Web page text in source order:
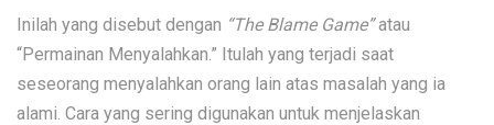
Inilah yang disebut dengan “The Blame Game”atau
“Permainan Menyalahkan.” Itulah yang terjadi saat
seseorang menyalahkan orang lain atas masalah yang ia
alami. Cara yang sering digunakan untuk menjelaskan